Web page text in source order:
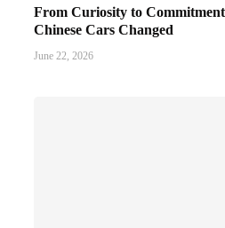
From Curiosity to
Chinese Cars Changed
June 22, 2026